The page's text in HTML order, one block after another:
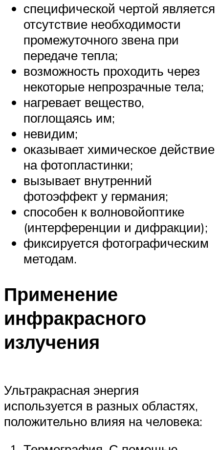
специфической чертой является
отсутствие необходимости
промежуточного звена при
передаче тепла;
возможность проходить через
некоторые непрозрачные тела;
нагревает вещество,
поглощаясь им;
невидим;
оказывает химическое действие
на фотопластинки;
вызывает внутренний
фотоэффект у германия;
способен к волновойоптике
(интерференции и дифракции);
фиксируется фотографическим
методам.
Применение
инфракрасного
излучения
Ультракрасная энергия
используется в разных областях,
положительно влияя на человека: